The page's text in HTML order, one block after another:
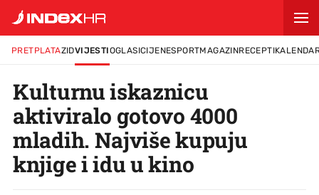
PRETPLATAZIDVIJESTIOGLASICIJENESPORTMAGAZINRECEPTI
Kulturnu iskaznicu
aktiviralo gotovo 4000
mladih. Najviše kupuju
knjige i idu u kino